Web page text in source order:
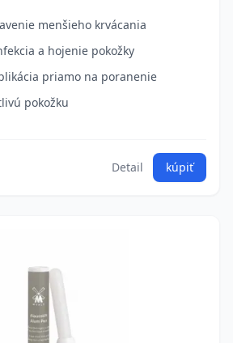
menšieho krvácania
a hojenie pokožky
priamo na poranenie
pokožku
Detail kúpiť